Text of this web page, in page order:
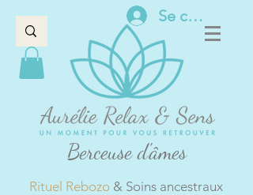
Se connecter
Berceuse d'âmes
Rituel Rebozo & Soins ancestraux